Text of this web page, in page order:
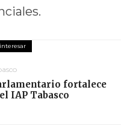
fortalece
IAP Tabasco